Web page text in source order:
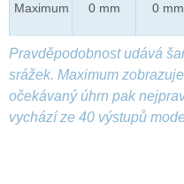
Maximum 0 mm 0 mm
Pravděpodobnost udává
srážek. Maximum
očekávaný úhrn pak
vychází ze 40 výstupů